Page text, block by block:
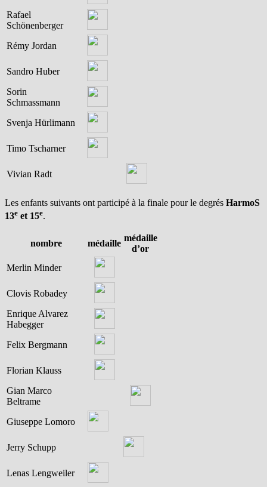
Rafael
Schönenberger
Rémy Jordan
Sandro Huber
Sorin
Schmassmann
Svenja Hürlimann
Timo Tscharner
Vivian Radt
Les enfants suivants ont participé à la finale pour le degrés HarmoS
13e et 15e.
nombre médaille
médaille
d’or
Merlin Minder
Clovis Robadey
Enrique Alvarez
Habegger
Felix Bergmann
Florian Klauss
Gian Marco
Beltrame
Giuseppe Lomoro
Jerry Schupp
Lenas Lengweiler